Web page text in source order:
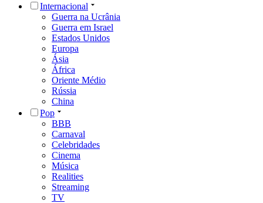
Internacional
Guerra na Ucrânia
Guerra em Israel
Estados Unidos
Europa
Ásia
África
Oriente Médio
Rússia
China
Pop
BBB
Carnaval
Celebridades
Cinema
Música
Realities
Streaming
TV